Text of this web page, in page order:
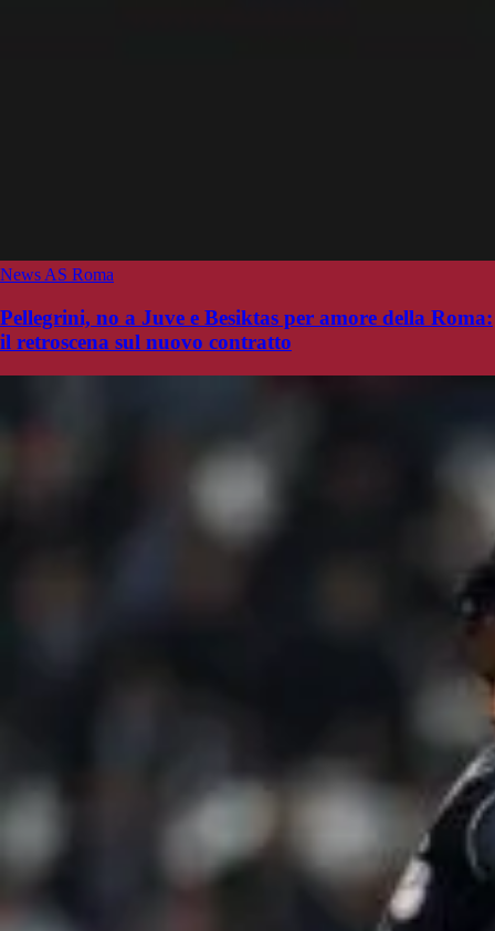
News AS Roma
Pellegrini, no a Juve e Besiktas per amore della Roma:
il retroscena sul nuovo contratto